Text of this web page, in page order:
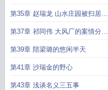
作
第35章 赵瑞龙 山水庄园被扫居然
他妈还是我引起的
第37章 祁同伟 大风厂的案情分析
不合理得改改
第39章 陪梁璐的悠闲半天
第41章 沙瑞金的野心
第43章 浅谈名义三五事